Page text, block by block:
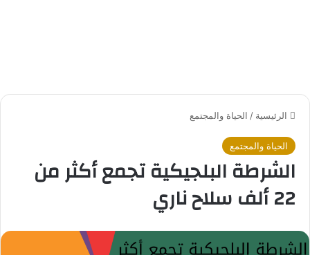
الرئيسية / الحياة والمجتمع
الحياة والمجتمع
الشرطة البلجيكية تجمع أكثر من
22 ألف سلاح ناري